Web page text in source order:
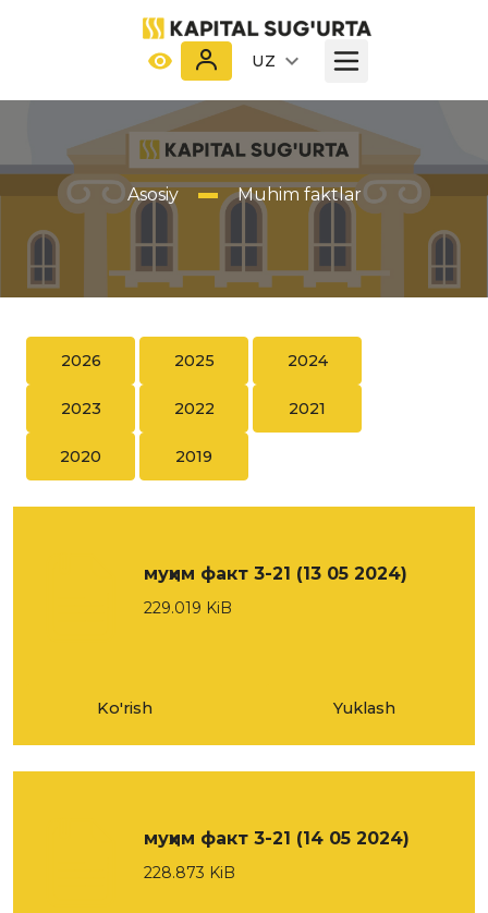
UZ
Asosiy Muhim faktlar
2026 2025 2024
2023 2022 2021
2020 2019
муҳим факт 3-21 (13 05 2024)
229.019 KiB
Ko'rish Yuklash
муҳим факт 3-21 (14 05 2024)
228.873 KiB